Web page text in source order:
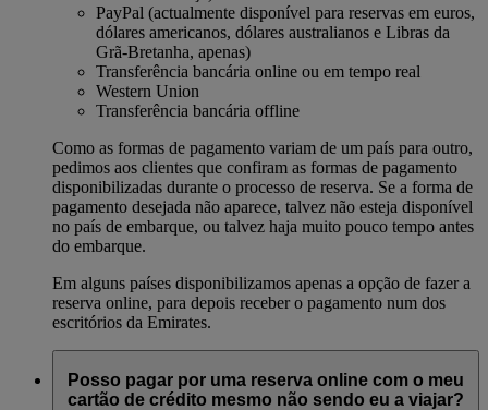
PayPal (actualmente disponível para reservas em euros,
dólares americanos, dólares australianos e Libras da
Grã-Bretanha, apenas)
Transferência bancária online ou em tempo real
Western Union
Transferência bancária offline
Como as formas de pagamento variam de um país para outro,
pedimos aos clientes que confiram as formas de pagamento
disponibilizadas durante o processo de reserva. Se a forma de
pagamento desejada não aparece, talvez não esteja disponível
no país de embarque, ou talvez haja muito pouco tempo antes
do embarque.
Em alguns países disponibilizamos apenas a opção de fazer a
reserva online, para depois receber o pagamento num dos
escritórios da Emirates.
Posso pagar por uma reserva online com o meu
cartão de crédito mesmo não sendo eu a viajar?